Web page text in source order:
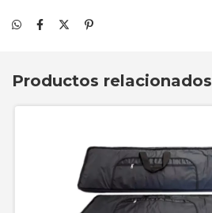
Productos relacionados